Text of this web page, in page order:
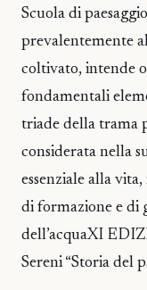
Scuola di
prevalentemente
coltivato, intende
fondamentali
triade della trama
considerata nella
essenziale alla
di formazione e di
dell’acquaXI
Sereni “Storia del